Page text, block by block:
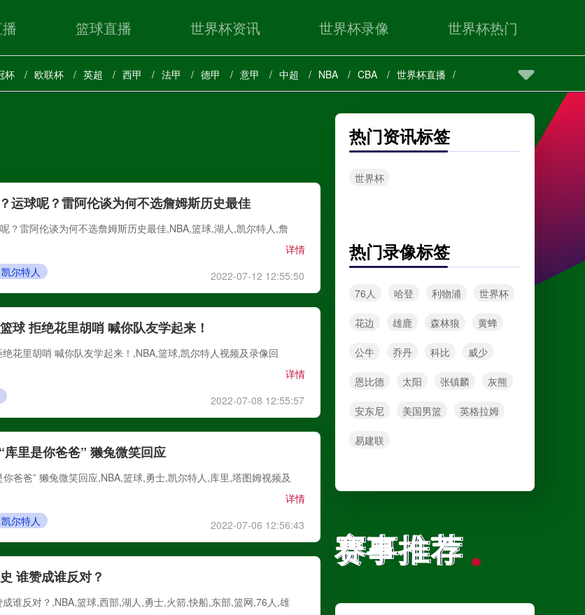
篮球直播 世界杯资讯 世界杯录像 世界杯热门
杯 欧联杯 英超 西甲 法甲 德甲 意甲 中超 NBA CBA 世界杯直播
运球呢？雷阿伦谈为何不选詹姆斯历史最佳
？雷阿伦谈为何不选詹姆斯历史最佳,NBA,篮球,湖人,凯尔特人,詹
详情
凯尔特人 2022-07-12 12:55:50
球 拒绝花里胡哨 喊你队友学起来！
花里胡哨 喊你队友学起来！,NBA,篮球,凯尔特人视频及录像回
详情
2022-07-08 12:55:57
里是你爸爸” 獭兔微笑回应
爸爸” 獭兔微笑回应,NBA,篮球,勇士,凯尔特人,库里,塔图姆视频及
详情
凯尔特人 2022-07-06 12:56:43
谁赞成谁反对？
谁反对？,NBA,篮球,西部,湖人,勇士,火箭,快船,东部,篮网,76人,雄
热门资讯标签
世界杯
热门录像标签
76人 哈登 利物浦 世界杯
花边 雄鹿 森林狼 黄蜂
公牛 乔丹 科比 威少
恩比德 太阳 张镇麟 灰熊
安东尼 美国男篮 英格拉姆
易建联
赛事推荐
赛事推荐